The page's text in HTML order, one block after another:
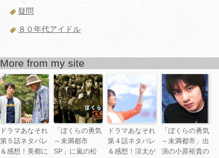
疑問
８０年代アイドル
More from my site
ドラマあなそれ
第５話ネタバレ
＆感想！美都に
「ぼくらの勇気
～未満都市
SP」に嵐の松
ドラマあなそれ
第４話ネタバレ
＆感想！涼太が
「ぼくらの勇気
～未満都市」出
演の小原裕貴の